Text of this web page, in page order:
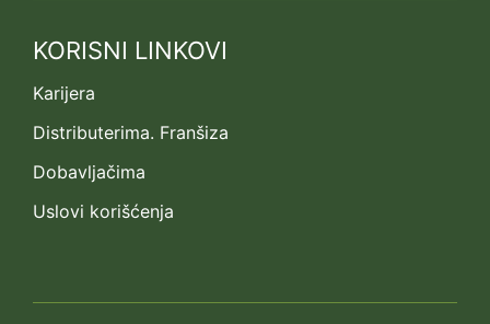
KORISNI LINKOVI
Karijera
Distributerima. Franšiza
Dobavljačima
Uslovi korišćenja